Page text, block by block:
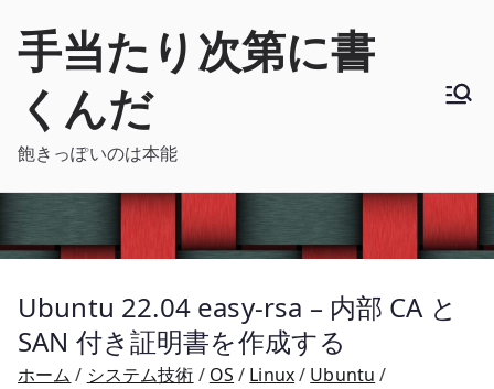
手当たり次第に書
くんだ
飽きっぽいのは本能
Ubuntu 22.04 easy-rsa – 内部 CA と
SAN 付き証明書を作成する
ホーム システム技術 OS Linux
Ubuntu